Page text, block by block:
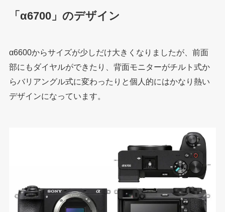
「α6700」のデザイン
α6600からサイズが少しだけ大きくなりましたが、前面
部にもダイヤルができたり、背面モニターがチルト式か
らバリアングル式に変わったりと個人的にはかなり熱い
デザインになっています。